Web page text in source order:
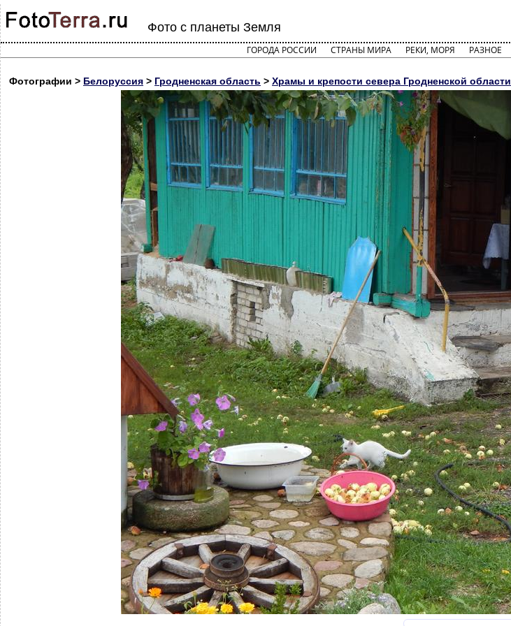
Фото с планеты Земля
ГОРОДА РОССИИ СТРАНЫ МИРА РЕКИ, МОРЯ РАЗНОЕ
Фотографии > Белоруссия > Гродненская область > Храмы и крепости севера Гродненской области